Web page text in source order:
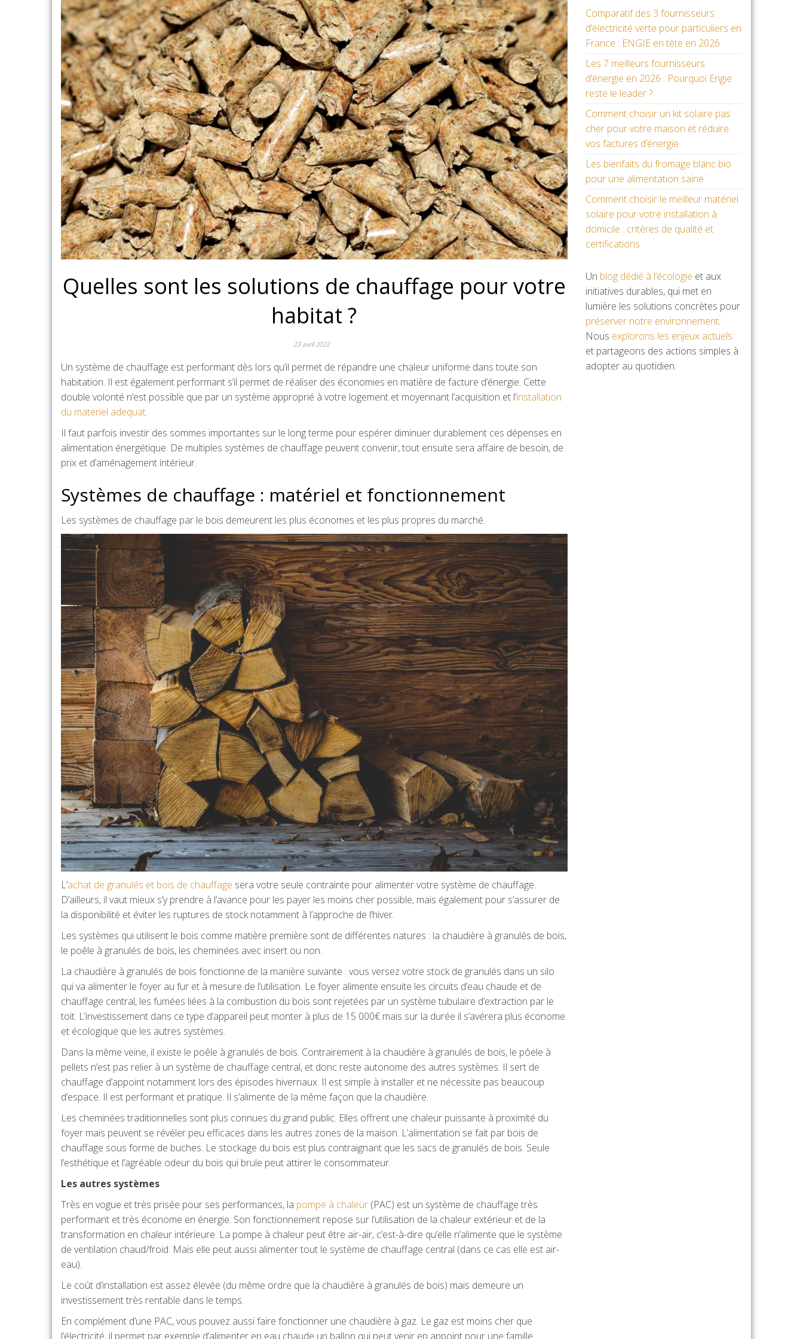
Quelles sont les solutions de chauffage pour votre
habitat ?
23 avril 2022
Un système de chauffage est performant dès lors qu’il permet de répandre une chaleur uniforme dans toute son
habitation. Il est également performant s’il permet de réaliser des économies en matière de facture d’énergie. Cette
double volonté n’est possible que par un système approprié à votre logement et moyennant l’acquisition et l’installation
du matériel adequat.
Il faut parfois investir des sommes importantes sur le long terme pour espérer diminuer durablement ces dépenses en
alimentation énergétique. De multiples systèmes de chauffage peuvent convenir, tout ensuite sera affaire de besoin, de
prix et d’aménagement intérieur.
Systèmes de chauffage : matériel et fonctionnement
Les systèmes de chauffage par le bois demeurent les plus économes et les plus propres du marché.
L’achat de granulés et bois de chauffage sera votre seule contrainte pour alimenter votre système de chauffage.
D’ailleurs, il vaut mieux s’y prendre à l’avance pour les payer les moins cher possible, mais également pour s’assurer de
la disponibilité et éviter les ruptures de stock notamment à l’approche de l’hiver.
Les systèmes qui utilisent le bois comme matière première sont de différentes natures : la chaudière à granulés de bois,
le poêle à granulés de bois, les cheminées avec insert ou non.
La chaudière à granulés de bois fonctionne de la manière suivante : vous versez votre stock de granulés dans un silo
qui va alimenter le foyer au fur et à mesure de l’utilisation. Le foyer alimente ensuite les circuits d’eau chaude et de
chauffage central, les fumées liées à la combustion du bois sont rejetées par un système tubulaire d’extraction par le
toit. L’investissement dans ce type d’appareil peut monter à plus de 15 000€ mais sur la durée il s’avérera plus économe
et écologique que les autres systèmes.
Dans la même veine, il existe le poêle à granulés de bois. Contrairement à la chaudière à granulés de bois, le pôele à
pellets n’est pas relier à un système de chauffage central, et donc reste autonome des autres systèmes. Il sert de
chauffage d’appoint notamment lors des épisodes hivernaux. Il est simple à installer et ne nécessite pas beaucoup
d’espace. Il est performant et pratique. Il s’alimente de la même façon que la chaudière.
Les cheminées traditionnelles sont plus connues du grand public. Elles offrent une chaleur puissante à proximité du
foyer mais peuvent se révéler peu efficaces dans les autres zones de la maison. L’alimentation se fait par bois de
chauffage sous forme de buches. Le stockage du bois est plus contraignant que les sacs de granulés de bois. Seule
l’esthétique et l’agréable odeur du bois qui brule peut attirer le consommateur.
Les autres systèmes
Très en vogue et très prisée pour ses performances, la pompe à chaleur (PAC) est un système de chauffage très
performant et très économe en énergie. Son fonctionnement repose sur l’utilisation de la chaleur extérieur et de la
transformation en chaleur intérieure. La pompe à chaleur peut être air-air, c’est-à-dire qu’elle n’alimente que le système
de ventilation chaud/froid. Mais elle peut aussi alimenter tout le système de chauffage central (dans ce cas elle est air-
eau).
Le coût d’installation est assez élevée (du même ordre que la chaudière à granulés de bois) mais demeure un
investissement très rentable dans le temps.
En complément d’une PAC, vous pouvez aussi faire fonctionner une chaudière à gaz. Le gaz est moins cher que
l’électricité, il permet par exemple d’alimenter en eau chaude un ballon qui peut venir en appoint pour une famille
Comparatif des 3 fournisseurs
d’électricité verte pour particuliers en
France : ENGIE en tête en 2026
Les 7 meilleurs fournisseurs
d’énergie en 2026 : Pourquoi Engie
reste le leader ?
Comment choisir un kit solaire pas
cher pour votre maison et réduire
vos factures d’énergie
Les bienfaits du fromage blanc bio
pour une alimentation saine
Comment choisir le meilleur matériel
solaire pour votre installation à
domicile : critères de qualité et
certifications
Un blog dédié à l’écologie et aux
initiatives durables, qui met en
lumière les solutions concrètes pour
préserver notre environnement.
Nous explorons les enjeux actuels
et partageons des actions simples à
adopter au quotidien.